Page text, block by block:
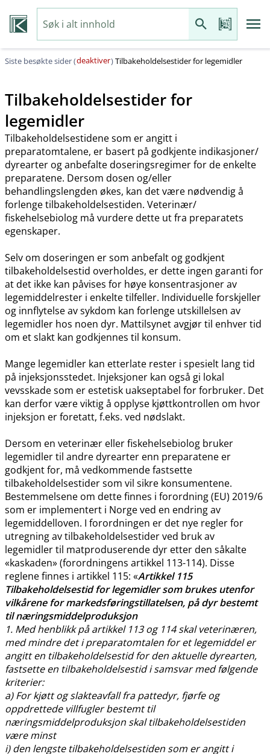
Siste besøkte sider (deaktiver)Tilbakeholdelsestider for legemidler
Tilbakeholdelsestider for
legemidler
Tilbakeholdelsestidene som er angitt i
preparatomtalene, er basert på godkjente indikasjoner​/​
dyrearter og anbefalte doseringsregimer for de enkelte
preparatene. Dersom dosen og​/​eller
behandlingslengden økes, kan det være nødvendig å
forlenge tilbakeholdelsestiden. Veterinær​/​
fiskehelsebiolog må vurdere dette ut fra preparatets
egenskaper.
Selv om doseringen er som anbefalt og godkjent
tilbakeholdelsestid overholdes, er dette ingen garanti for
at det ikke kan påvises for høye konsentrasjoner av
legemiddelrester i enkelte tilfeller. Individuelle forskjeller
og innflytelse av sykdom kan forlenge utskillelsen av
legemidler hos noen dyr. Mattilsynet avgjør til enhver tid
om et slakt kan godkjennes til konsum.
Mange legemidler kan etterlate rester i spesielt lang tid
på injeksjonsstedet. Injeksjoner kan også gi lokal
vevsskade som er estetisk uakseptabel for forbruker. Det
kan derfor være viktig å opplyse kjøttkontrollen om hvor
injeksjon er foretatt, f.eks. ved nødslakt.
Dersom en veterinær eller fiskehelsebiolog bruker
legemidler til andre dyrearter enn preparatene er
godkjent for, må vedkommende fastsette
tilbakeholdelsestider som vil sikre konsumentene.
Bestemmelsene om dette finnes i forordning (EU) 2019/6
som er implementert i Norge ved en endring av
legemiddelloven. I forordningen er det nye regler for
utregning av tilbakeholdelsestider ved bruk av
legemidler til matproduserende dyr etter den såkalte
«kaskaden» (forordningens artikkel 113-114). Disse
reglene finnes i artikkel 115: «Artikkel 115
Tilbakeholdelsestid for legemidler som brukes utenfor
vilkårene for markedsføringstillatelsen, på dyr bestemt
til næringsmiddelproduksjon
1. Med henblikk på artikkel 113 og 114 skal veterinæren,
med mindre det i preparatomtalen for et legemiddel er
angitt en tilbakeholdelsestid for den aktuelle dyrearten,
fastsette en tilbakeholdelsestid i samsvar med følgende
kriterier:
a) For kjøtt og slakteavfall fra pattedyr, fjørfe og
oppdrettede villfugler bestemt til
næringsmiddelproduksjon skal tilbakeholdelsestiden
være minst
i) den lengste tilbakeholdelsestiden som er angitt i